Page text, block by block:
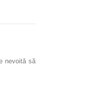
nevoită să